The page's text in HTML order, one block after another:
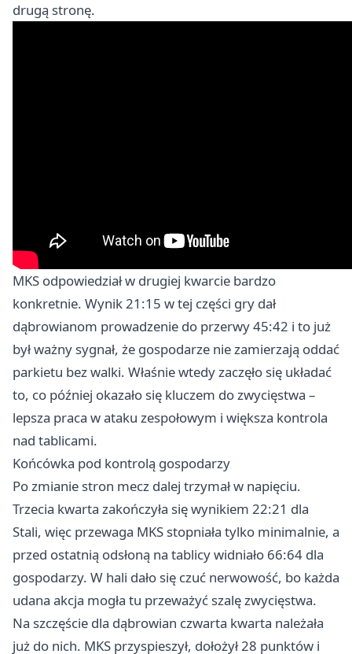
drugą stronę.
MKS odpowiedział w drugiej kwarcie bardzo
konkretnie. Wynik 21:15 w tej części gry dał
dąbrowianom prowadzenie do przerwy 45:42 i to już
był ważny sygnał, że gospodarze nie zamierzają oddać
parkietu bez walki. Właśnie wtedy zaczęło się układać
to, co później okazało się kluczem do zwycięstwa –
lepsza praca w ataku zespołowym i większa kontrola
nad tablicami.
Końcówka pod kontrolą gospodarzy
Po zmianie stron mecz dalej trzymał w napięciu.
Trzecia kwarta zakończyła się wynikiem 22:21 dla
Stali, więc przewaga MKS stopniała tylko minimalnie, a
przed ostatnią odsłoną na tablicy widniało 66:64 dla
gospodarzy. W hali dało się czuć nerwowość, bo każda
udana akcja mogła tu przeważyć szalę zwycięstwa.
Na szczęście dla dąbrowian czwarta kwarta należała
już do nich. MKS przyspieszył, dołożył 28 punktów i